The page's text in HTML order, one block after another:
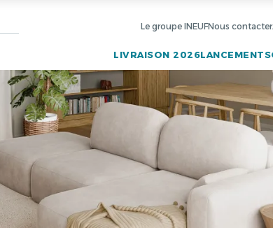
Le groupe INEUFNous contacter
LIVRAISON 2026LANCEMENTS